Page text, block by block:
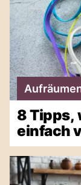
8 Tipps,
einfach